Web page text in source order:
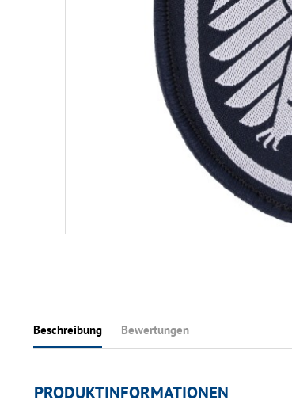
Beschreibung Bewertungen
PRODUKTINFORMATIONEN